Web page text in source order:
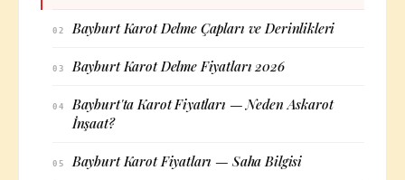
02 Bayburt Karot Delme Çapları ve Derinlikleri
03 Bayburt Karot Delme Fiyatları 2026
04
Bayburt'ta Karot Fiyatları — Neden Askarot
İnşaat?
05 Bayburt Karot Fiyatları — Saha Bilgisi